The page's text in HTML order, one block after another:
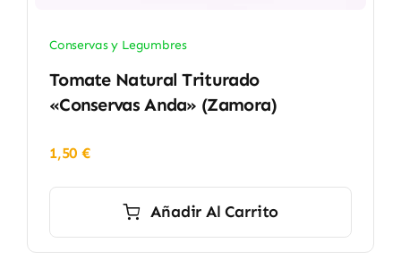
Conservas y Legumbres
Tomate Natural Triturado
«Conservas Anda» (Zamora)
1,50€
Añadir Al Carrito